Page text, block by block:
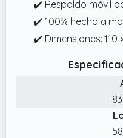
✔️ Respaldo móvil
✔️ 100% hecho a
✔️ Dimensiones: 110